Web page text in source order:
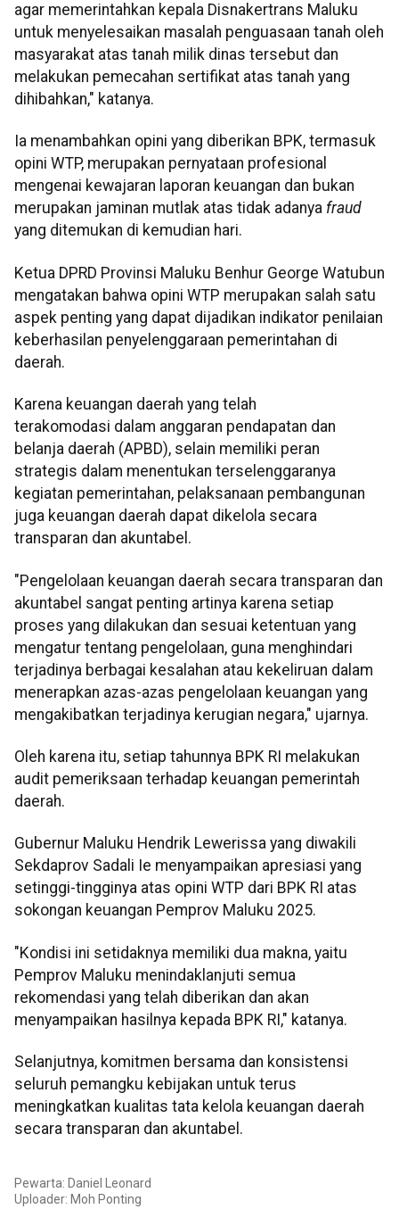
agar memerintahkan kepala Disnakertrans Maluku
untuk menyelesaikan masalah penguasaan tanah oleh
masyarakat atas tanah milik dinas tersebut dan
melakukan pemecahan sertifikat atas tanah yang
dihibahkan," katanya.
Ia menambahkan opini yang diberikan BPK, termasuk
opini WTP, merupakan pernyataan profesional
mengenai kewajaran laporan keuangan dan bukan
merupakan jaminan mutlak atas tidak adanya fraud
yang ditemukan di kemudian hari.
Ketua DPRD Provinsi Maluku Benhur George Watubun
mengatakan bahwa opini WTP merupakan salah satu
aspek penting yang dapat dijadikan indikator penilaian
keberhasilan penyelenggaraan pemerintahan di
daerah.
Karena keuangan daerah yang telah
terakomodasi dalam anggaran pendapatan dan
belanja daerah (APBD), selain memiliki peran
strategis dalam menentukan terselenggaranya
kegiatan pemerintahan, pelaksanaan pembangunan
juga keuangan daerah dapat dikelola secara
transparan dan akuntabel.
"Pengelolaan keuangan daerah secara transparan dan
akuntabel sangat penting artinya karena setiap
proses yang dilakukan dan sesuai ketentuan yang
mengatur tentang pengelolaan, guna menghindari
terjadinya berbagai kesalahan atau kekeliruan dalam
menerapkan azas-azas pengelolaan keuangan yang
mengakibatkan terjadinya kerugian negara," ujarnya.
Oleh karena itu, setiap tahunnya BPK RI melakukan
audit pemeriksaan terhadap keuangan pemerintah
daerah.
Gubernur Maluku Hendrik Lewerissa yang diwakili
Sekdaprov Sadali Ie menyampaikan apresiasi yang
setinggi-tingginya atas opini WTP dari BPK RI atas
sokongan keuangan Pemprov Maluku 2025.
"Kondisi ini setidaknya memiliki dua makna, yaitu
Pemprov Maluku menindaklanjuti semua
rekomendasi yang telah diberikan dan akan
menyampaikan hasilnya kepada BPK RI," katanya.
Selanjutnya, komitmen bersama dan konsistensi
seluruh pemangku kebijakan untuk terus
meningkatkan kualitas tata kelola keuangan daerah
secara transparan dan akuntabel.
Pewarta: Daniel Leonard
Uploader: Moh Ponting